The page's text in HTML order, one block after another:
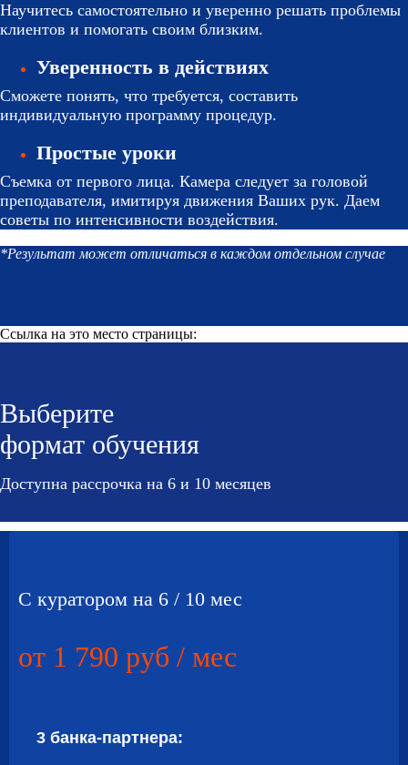
Научитесь самостоятельно и уверенно решать проблемы
клиентов и помогать своим близким.
Уверенность в действиях
Сможете понять, что требуется, составить
индивидуальную программу процедур.
Простые уроки
Съемка от первого лица. Камера следует за головой
преподавателя, имитируя движения Ваших рук. Даем
советы по интенсивности воздействия.
*Результат может отличаться в каждом отдельном случае
Ссылка на это место страницы:
Выберите
формат обучения
Доступна рассрочка на 6 и 10 месяцев
С куратором на 6 / 10 мес
от 1 790 руб / мес
3 банка-партнера: